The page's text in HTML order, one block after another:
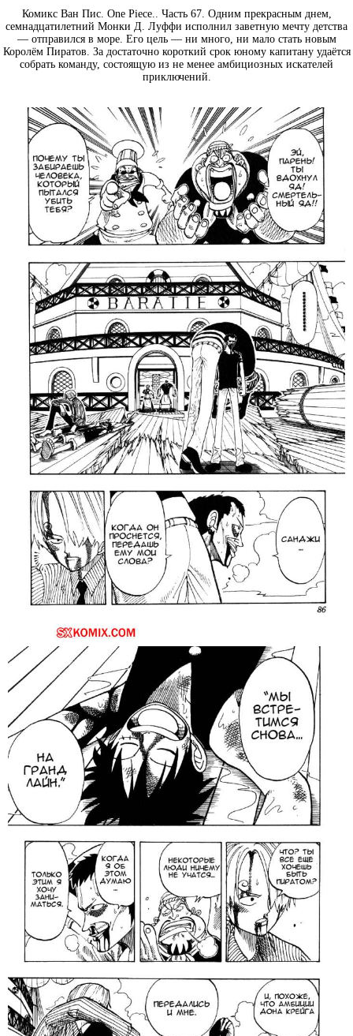
Комикс Ван Пис. One Piece.. Часть 67. Одним прекрасным днем,
семнадцатилетний Монки Д. Луффи исполнил заветную мечту детства
— отправился в море. Его цель — ни много, ни мало стать новым
Королём Пиратов. За достаточно короткий срок юному капитану удаётся
собрать команду, состоящую из не менее амбициозных искателей
приключений.